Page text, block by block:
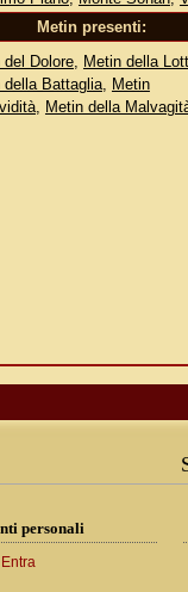
Metin presenti:
del Dolore,
Metin della
della Battaglia,
Metin
, Metin della
personali
Entra